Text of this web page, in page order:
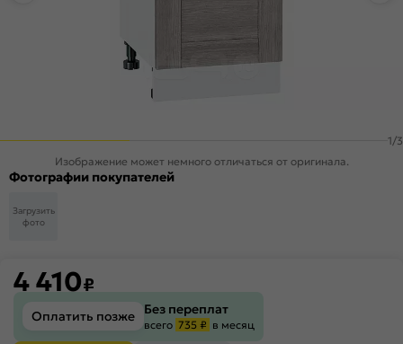
1/3
Изображение может немного отличаться от оригинала.
Фотографии покупателей
Загрузить
фото
4 410₽
Оплатить позже Без переплат
всего 735 ₽ в месяц